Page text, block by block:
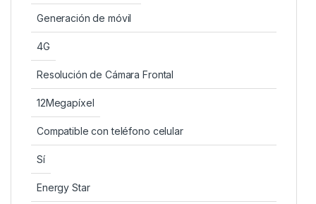
Generación de móvil
4G
Resolución de Cámara Frontal
12Megapíxel
Compatible con teléfono celular
Sí
Energy Star